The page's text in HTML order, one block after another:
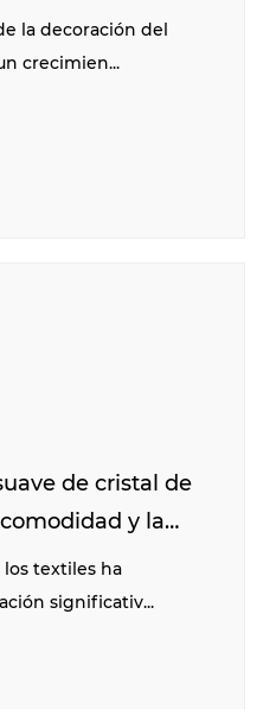
crecimien...
de cristal de
y la
significativ...